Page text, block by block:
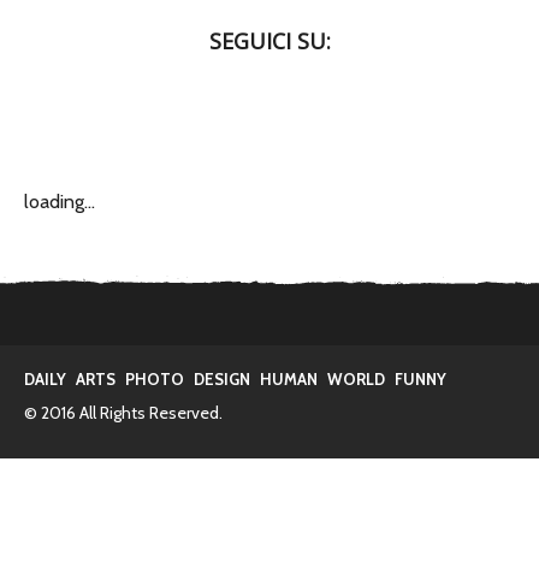
SEGUICI SU:
loading...
DAILY ARTS PHOTO DESIGN HUMAN WORLD FUNNY
© 2016 All Rights Reserved.